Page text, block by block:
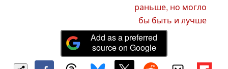
раньше, но могло
бы быть и лучше
Add as a preferred
source on Google